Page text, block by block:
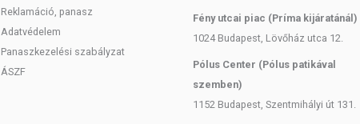
Reklamáció, panasz
Adatvédelem
Panaszkezelési szabályzat
ÁSZF
Fény utcai piac (Príma kijáratánál)
1024 Budapest, Lövőház utca 12.
Pólus Center (Pólus patikával
szemben)
1152 Budapest, Szentmihályi út 131.